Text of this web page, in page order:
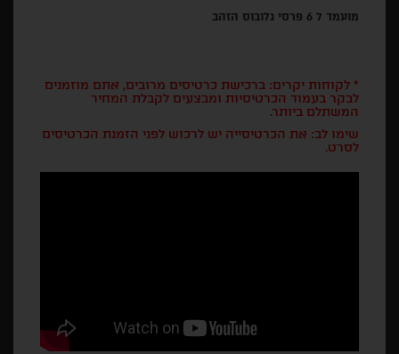
מועמד ל 6 פרסי גלובוס הזהב
* לקוחות יקרים: ברכישת כרטיסים מרובים, אתם מוזמנים
לבקר בעמוד הכרטיסיות ומבצעים לקבלת המחיר
המשתלם ביותר.
שימו לב: את הכרטיסייה יש לרכוש לפני הזמנת הכרטיסים
לסרט.